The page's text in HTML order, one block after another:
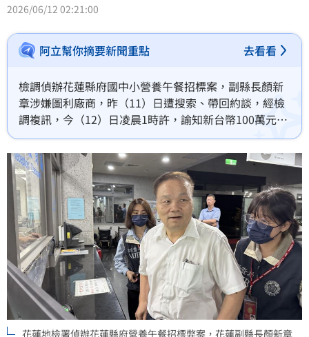
2026/06/12 02:21:00
阿立幫你摘要新聞重點 去看看
檢調偵辦花蓮縣府國中小營養午餐招標案，副縣長顏新
章涉嫌圖利廠商，昨（11）日遭搜索、帶回約談，經檢
調複訊，今（12）日凌晨1時許，諭知新台幣100萬元交
保。
花蓮地檢署偵辦花蓮縣府營養午餐招標弊案，花蓮副縣長顏新章